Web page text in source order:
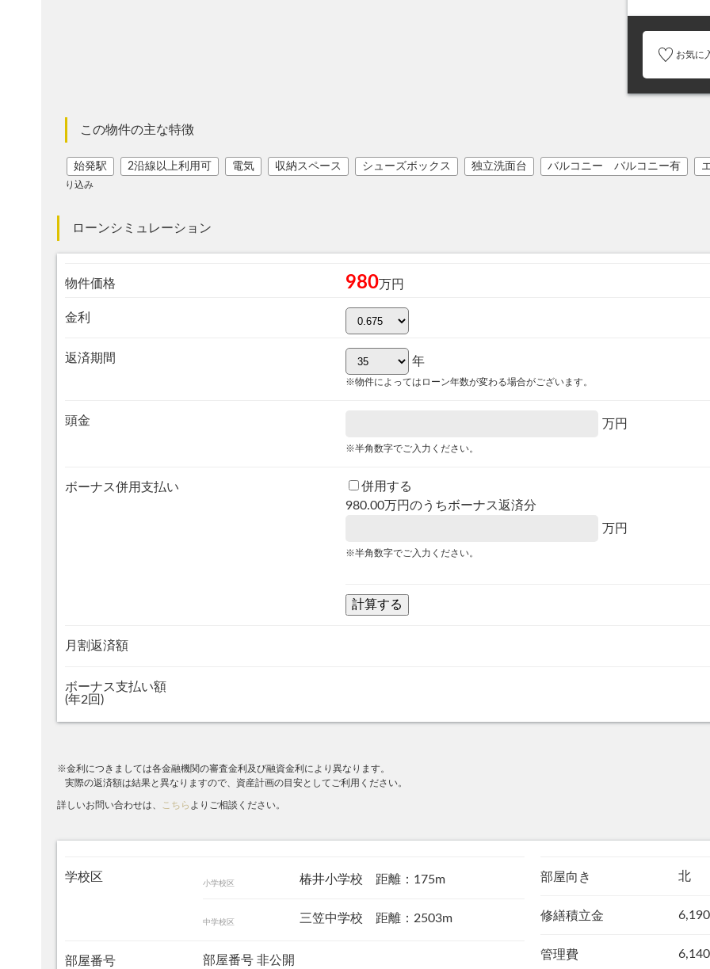
お気に
この物件の主な特徴
始発駅 2沿線以上利用可 電気 収納スペース シューズボックス 独立洗面台 バルコニー バルコニー有
り込み
ローンシミュレーション
物件価格 980万円
金利
返済期間 年
※物件によってはローン年数が変わる場合がございます。
頭金 万円
※半角数字でご入力ください。
ボーナス併用支払い
併用する
980.00万円のうちボーナス返済分
万円
※半角数字でご入力ください。
月割返済額
ボーナス支払い額
(年2回)
※金利につきましては各金融機関の審査金利及び融資金利により異なります。
実際の返済額は結果と異なりますので、資産計画の目安としてご利用ください。
詳しいお問い合わせは、 こちら よりご相談ください。
学校区 小学校区 椿井小学校 距離：175m
中学校区 三笠中学校 距離：2503m
部屋番号 部屋番号 非公開
部屋向き 北
修繕積立金
管理費